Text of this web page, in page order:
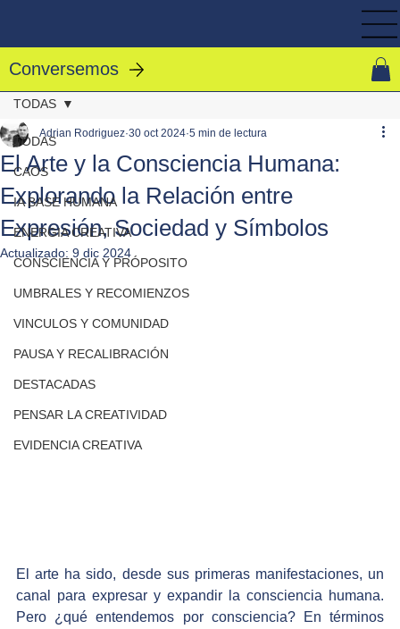
Conversemos
TODAS
CAOS
IA BASE HUMANA
ENERGIA CREATIVA
CONSCIENCIA Y PRÓPOSITO
UMBRALES Y RECOMIENZOS
VINCULOS Y COMUNIDAD
PAUSA Y RECALIBRACIÓN
DESTACADAS
PENSAR LA CREATIVIDAD
EVIDENCIA CREATIVA
TODAS
El Arte y la Consciencia Humana:
Explorando la Relación entre
Expresión, Sociedad y Símbolos
Adrian Rodriguez 30 oct 2024 5 min de lectura
Actualizado: 9 dic 2024
El arte ha sido, desde sus primeras manifestaciones, un
canal para expresar y expandir la consciencia humana.
Pero ¿qué entendemos por consciencia? En términos